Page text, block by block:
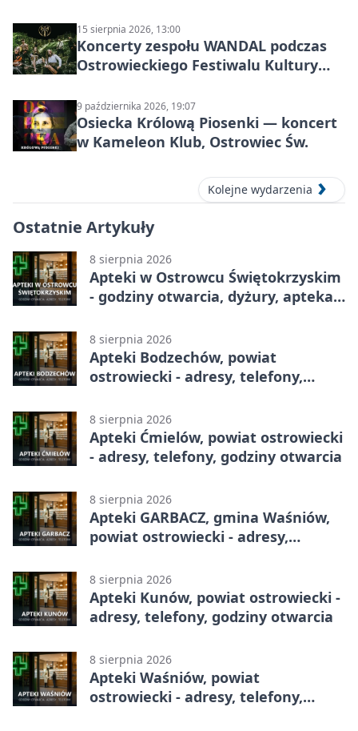
15 sierpnia 2026, 13:00
Koncerty zespołu WANDAL podczas
Ostrowieckiego Festiwalu Kultury
9 października 2026, 19:07
Osiecka Królową Piosenki — koncert
w Kameleon Klub, Ostrowiec Św.
Kolejne wydarzenia
Ostatnie Artykuły
8 sierpnia 2026
Apteki w Ostrowcu Świętokrzyskim
- godziny otwarcia, dyżury, apteka
8 sierpnia 2026
Apteki Bodzechów, powiat
ostrowiecki - adresy, telefony,
8 sierpnia 2026
Apteki Ćmielów, powiat ostrowiecki
- adresy, telefony, godziny otwarcia
8 sierpnia 2026
Apteki GARBACZ, gmina Waśniów,
powiat ostrowiecki - adresy,
8 sierpnia 2026
Apteki Kunów, powiat ostrowiecki -
adresy, telefony, godziny otwarcia
8 sierpnia 2026
Apteki Waśniów, powiat
ostrowiecki - adresy, telefony,